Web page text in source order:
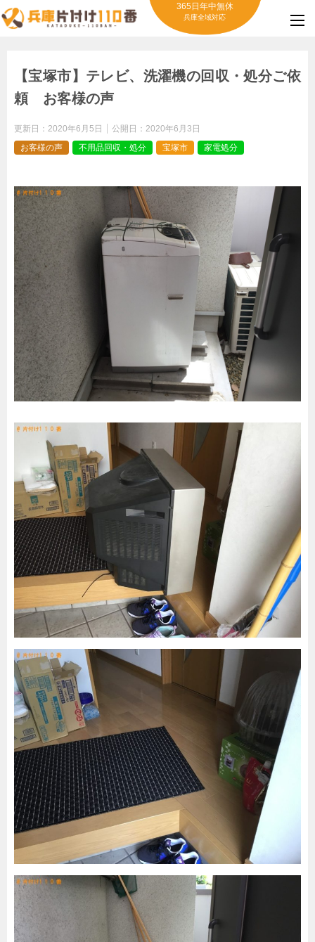
365日年中無休
兵庫全域対応
【宝塚市】テレビ、洗濯機の回収・処分ご依
頼 お客様の声
更新日： 2020年6月5日 公開日： 2020年6月3日
お客様の声
不用品回収・処分 宝塚市 家電処分